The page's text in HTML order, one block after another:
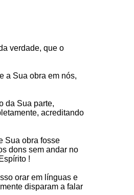
verdade, que o
a Sua obra em nós,
da Sua parte,
acreditando
Sua obra fosse
dons sem andar no
!
orar em línguas e
disparam a falar